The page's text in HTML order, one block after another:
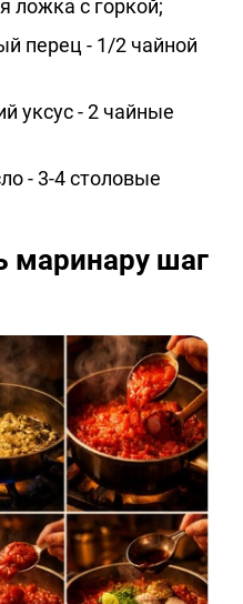
ложка с горкой;
перец - 1/2 чайной
уксус - 2 чайные
- 3-4 столовые
маринару шаг